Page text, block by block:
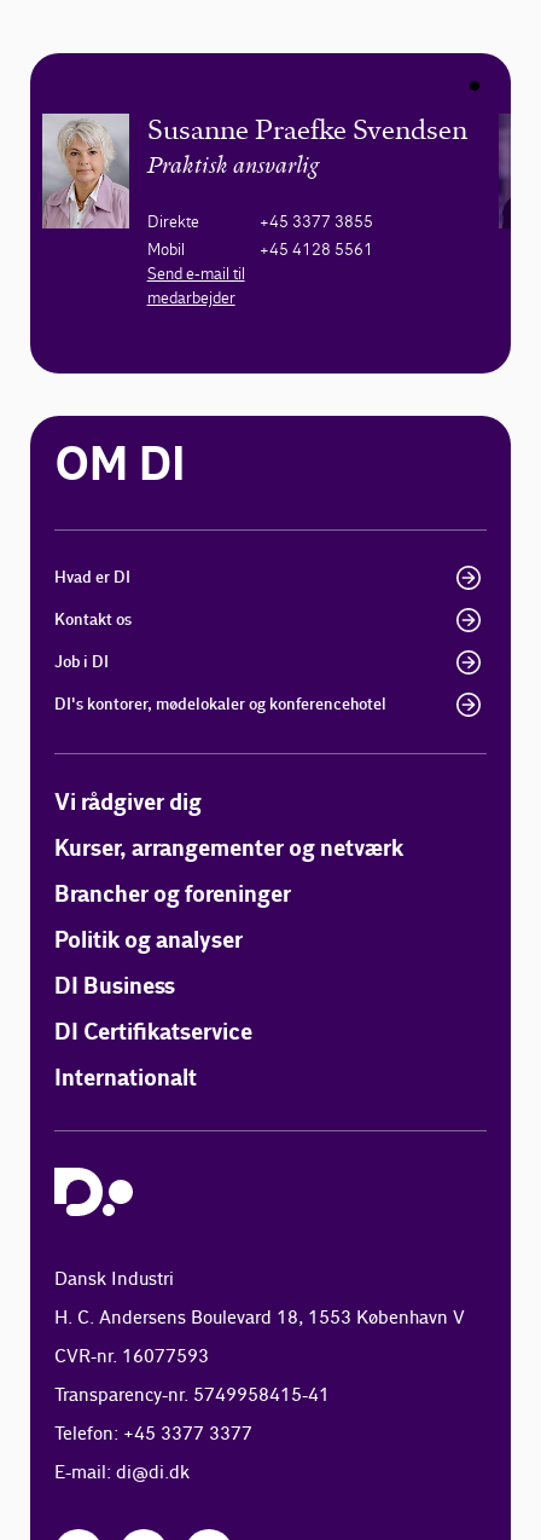
Susanne Praefke Svendsen
Praktisk ansvarlig
Direkte
+45 3377 3855
Mobil
+45 4128 5561
Send e-mail til
medarbejder
OM DI
Hvad er DI
Kontakt os
Job i DI
DI's kontorer, mødelokaler og konferencehotel
Vi rådgiver dig
Kurser, arrangementer og netværk
Brancher og foreninger
Politik og analyser
DI Business
DI Certifikatservice
Internationalt
Dansk Industri
H. C. Andersens Boulevard 18, 1553 København V
CVR-nr. 16077593
Transparency-nr. 5749958415-41
Telefon: +45 3377 3377
E-mail:di@di.dk